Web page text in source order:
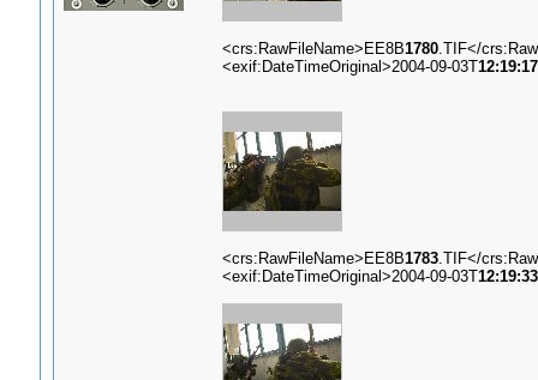
<crs:RawFileName>EE8B1780.TIF</
<exif:DateTimeOriginal>2004-09-03T12:19:17
<crs:RawFileName>EE8B1783.TIF</
<exif:DateTimeOriginal>2004-09-03T12:19:33